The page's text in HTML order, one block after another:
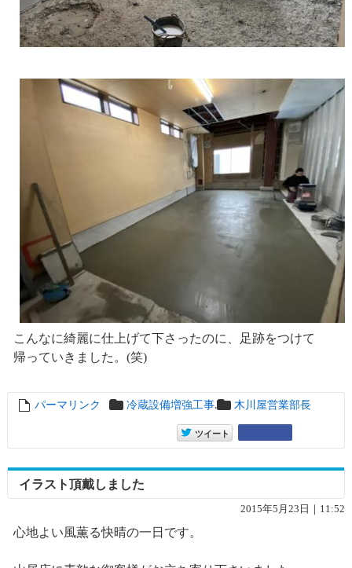
こんなに綺麗に仕上げて下さったのに、足跡をつけて
帰っていきました。(笑)
entry13143
パーマリンク 冷蔵設備増強工事, 木川屋営業部長
entry13143
ツイート
イラスト頂戴しました
2015年5月23日｜11:52
心地よい風薫る快晴の一日です。